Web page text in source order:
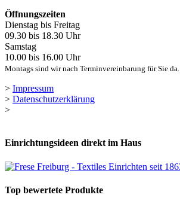
Öffnungszeiten
Dienstag bis Freitag
09.30 bis 18.30 Uhr
Samstag
10.00 bis 16.00 Uhr
Montags sind wir nach Terminvereinbarung für Sie da.
> Impressum
> Datenschutzerklärung
>
Einrichtungsideen direkt im Haus
Top bewertete Produkte